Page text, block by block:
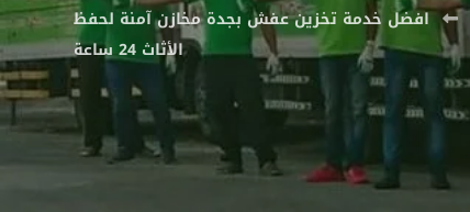
افضل خدمة تخزين عفش بجدة مخازن آمنة لحفظ
الأثاث 24 ساعة